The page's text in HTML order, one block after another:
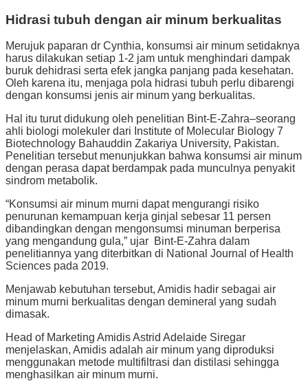
Hidrasi tubuh dengan air minum berkualitas
Merujuk paparan dr Cynthia, konsumsi air minum setidaknya
harus dilakukan setiap 1-2 jam untuk menghindari dampak
buruk dehidrasi serta efek jangka panjang pada kesehatan.
Oleh karena itu, menjaga pola hidrasi tubuh perlu dibarengi
dengan konsumsi jenis air minum yang berkualitas.
Hal itu turut didukung oleh penelitian Bint-E-Zahra–seorang
ahli biologi molekuler dari Institute of Molecular Biology 7
Biotechnology Bahauddin Zakariya University, Pakistan.
Penelitian tersebut menunjukkan bahwa konsumsi air minum
dengan perasa dapat berdampak pada munculnya penyakit
sindrom metabolik.
“Konsumsi air minum murni dapat mengurangi risiko
penurunan kemampuan kerja ginjal sebesar 11 persen
dibandingkan dengan mengonsumsi minuman berperisa
yang mengandung gula,” ujar Bint-E-Zahra dalam
penelitiannya yang diterbitkan di National Journal of Health
Sciences pada 2019.
Menjawab kebutuhan tersebut, Amidis hadir sebagai air
minum murni berkualitas dengan demineral yang sudah
dimasak.
Head of Marketing Amidis Astrid Adelaide Siregar
menjelaskan, Amidis adalah air minum yang diproduksi
menggunakan metode multifiltrasi dan distilasi sehingga
menghasilkan air minum murni.